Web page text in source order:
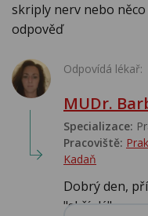
skriply nerv nebo
odpověď
Odpovídá lékař:
MUDr.
Specializace:
Pracoviště:
Kadaň
Dobrý den,
"skříplý" nerv,